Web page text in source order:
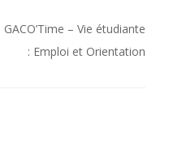
GACO’Time – Vie étudiante
: Emploi et Orientation